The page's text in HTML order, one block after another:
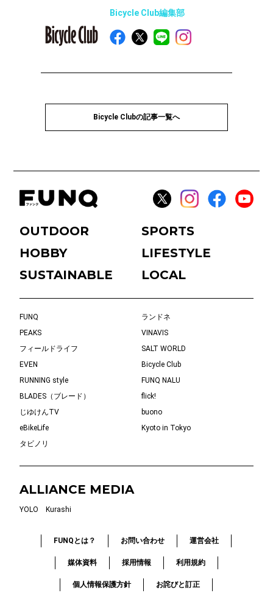
Bicycle Club編集部
Bicycle Clubの記事一覧へ
OUTDOOR
SPORTS
HOBBY
LIFESTYLE
SUSTAINABLE
LOCAL
FUNQ
ランドネ
PEAKS
VINAVIS
フィールドライフ
SALT WORLD
EVEN
Bicycle Club
RUNNING style
FUNQ NALU
BLADES（ブレード）
flick!
じゆけんTV
buono
eBikeLife
Kyoto in Tokyo
タビノリ
ALLIANCE MEDIA
YOLO Kurashi
FUNQとは？ お問い合わせ 運営会社
媒体資料 採用情報 利用規約
個人情報保護方針 お詫びと訂正